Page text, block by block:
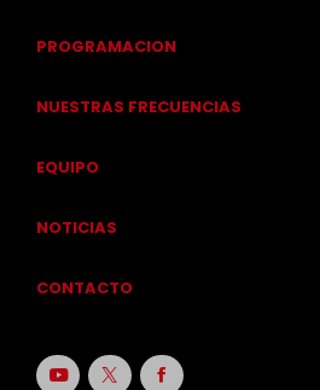
PROGRAMACION
NUESTRAS FRECUENCIAS
EQUIPO
NOTICIAS
CONTACTO